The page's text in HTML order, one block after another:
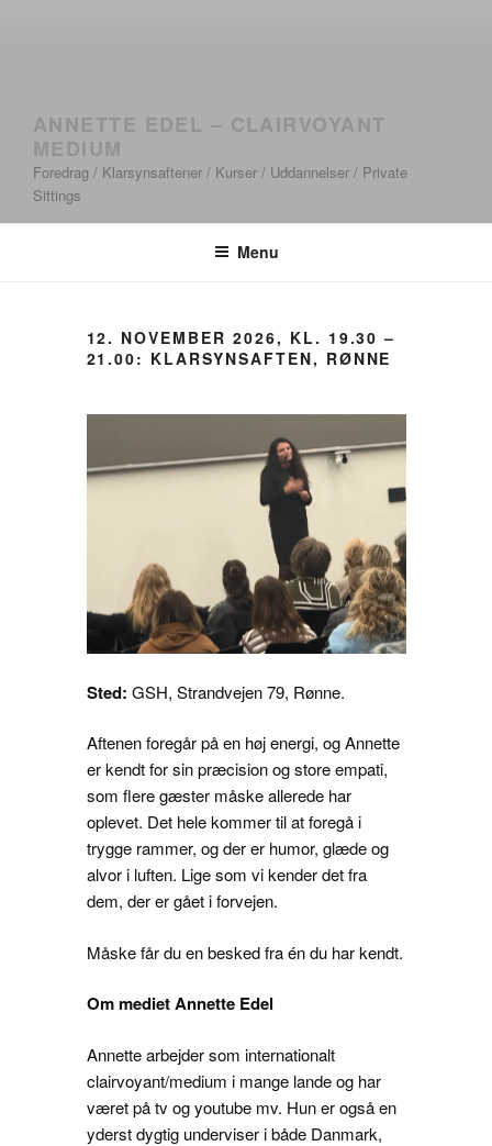
ANNETTE EDEL – CLAIRVOYANT
MEDIUM
Foredrag / Klarsynsaftener / Kurser / Uddannelser / Private
Sittings
Menu
12. NOVEMBER 2026, KL. 19.30 –
21.00: KLARSYNSAFTEN, RØNNE
Sted: GSH, Strandvejen 79, Rønne.
Aftenen foregår på en høj energi, og Annette
er kendt for sin præcision og store empati,
som flere gæster måske allerede har
oplevet. Det hele kommer til at foregå i
trygge rammer, og der er humor, glæde og
alvor i luften. Lige som vi kender det fra
dem, der er gået i forvejen.
Måske får du en besked fra én du har kendt.
Om mediet Annette Edel
Annette arbejder som internationalt
clairvoyant/medium i mange lande og har
været på tv og youtube mv. Hun er også en
yderst dygtig underviser i både Danmark,